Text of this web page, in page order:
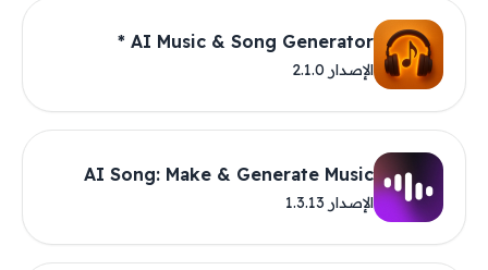
AI Music & Song Generator *
الإصدار 2.1.0
AI Song: Make & Generate Music
الإصدار 1.3.13